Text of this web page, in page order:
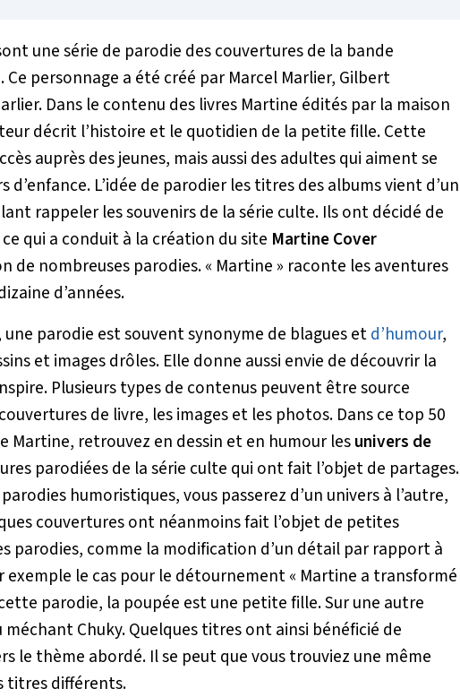
une série de parodie des couvertures de la bande
Ce personnage a été créé par Marcel Marlier, Gilbert
Dans le contenu des livres Martine édités par la maison
décrit l’histoire et le quotidien de la petite fille. Cette
auprès des jeunes, mais aussi des adultes qui aiment se
d’enfance. L’idée de parodier les titres des albums vient d’un
rappeler les souvenirs de la série culte. Ils ont décidé de
qui a conduit à la création du site Martine Cover
de nombreuses parodies. « Martine » raconte les aventures
d’années.
parodie est souvent synonyme de blagues etd’humour,
et images drôles. Elle donne aussi envie de découvrir la
Plusieurs types de contenus peuvent être source
de livre, les images et les photos. Dans ce top 50
Martine, retrouvez en dessin et en humour lesunivers de
parodiées de la série culte qui ont fait l’objet de partages.
humoristiques, vous passerez d’un univers à l’autre,
couvertures ont néanmoins fait l’objet de petites
parodies, comme la modification d’un détail par rapport à
exemple le cas pour le détournement « Martine a transformé
parodie, la poupée est une petite fille. Sur une autre
Chuky. Quelques titres ont ainsi bénéficié de
le thème abordé. Il se peut que vous trouviez une même
titres différents.